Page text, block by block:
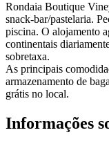
Rondaia Boutique
snack-bar/pastelaria.
piscina. O alojamento
continentais
sobretaxa.
As principais
armazenamento de
grátis no local.
Informações